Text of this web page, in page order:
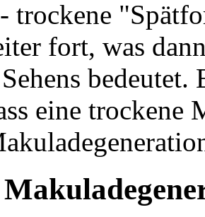
trockene
fort, was
bedeutet.
eine trockene